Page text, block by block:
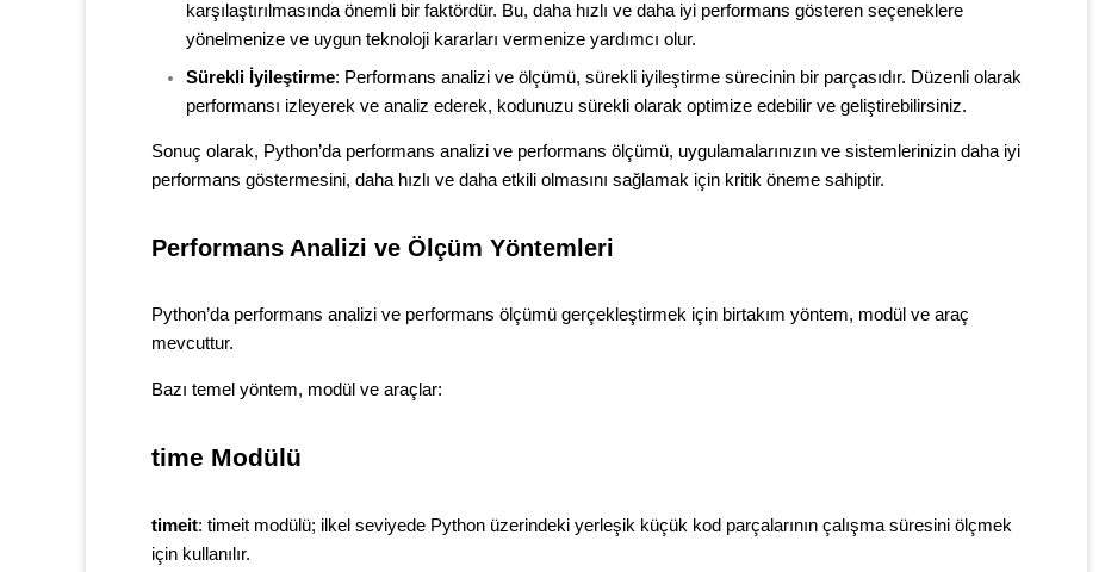
karşılaştırılmasında önemli bir faktördür. Bu, daha hızlı ve daha iyi performans gösteren seçeneklere
yönelmenize ve uygun teknoloji kararları vermenize yardımcı olur.
Sürekli İyileştirme: Performans analizi ve ölçümü, sürekli iyileştirme sürecinin bir parçasıdır. Düzenli olarak
performansı izleyerek ve analiz ederek, kodunuzu sürekli olarak optimize edebilir ve geliştirebilirsiniz.
Sonuç olarak, Python’da performans analizi ve performans ölçümü, uygulamalarınızın ve sistemlerinizin daha iyi
performans göstermesini, daha hızlı ve daha etkili olmasını sağlamak için kritik öneme sahiptir.
Performans Analizi ve Ölçüm Yöntemleri
Python’da performans analizi ve performans ölçümü gerçekleştirmek için birtakım yöntem, modül ve araç
mevcuttur.
Bazı temel yöntem, modül ve araçlar:
time Modülü
timeit: timeit modülü; ilkel seviyede Python üzerindeki yerleşik küçük kod parçalarının çalışma süresini ölçmek
için kullanılır.